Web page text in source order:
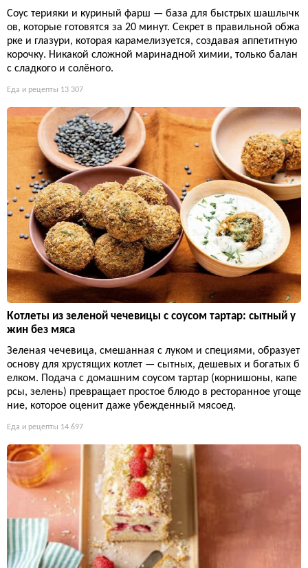
Соус терияки и куриный фарш — база для быстрых шашлычк
ов, которые готовятся за 20 минут. Секрет в правильной обжа
рке и глазури, которая карамелизуется, создавая аппетитную
корочку. Никакой сложной маринадной химии, только балан
с сладкого и солёного.
Еда и рецепты 13 307
Котлеты из зеленой чечевицы с соусом тартар: сытный у
жин без мяса
Зеленая чечевица, смешанная с луком и специями, образует
основу для хрустящих котлет — сытных, дешевых и богатых б
елком. Подача с домашним соусом тартар (корнишоны, капе
рсы, зелень) превращает простое блюдо в ресторанное угоще
ние, которое оценит даже убежденный мясоед.
Еда и рецепты 14 697